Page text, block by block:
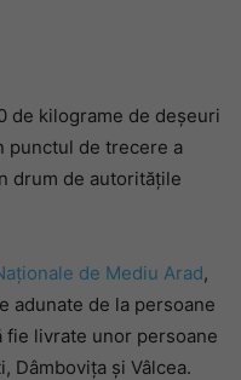
de kilograme de deșeuri
punctul de trecere a
drum de autoritățile
de Mediu Arad,
adunate de la persoane
fie livrate unor persoane
Dâmbovița și Vâlcea.